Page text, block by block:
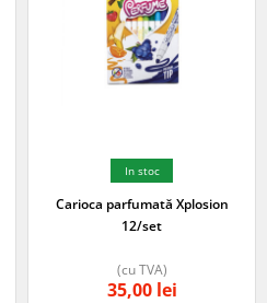
In stoc
Carioca parfumată Xplosion
12/set
35,00 lei
(cu TVA)